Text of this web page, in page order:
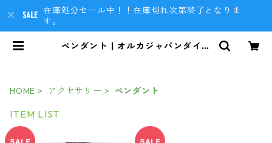
在庫処分セール中！！在庫切れ次第終了となりま
す。
ペンダント | オルカジャパンダイビ
HOME アクセサリー ペンダント
ITEM LIST